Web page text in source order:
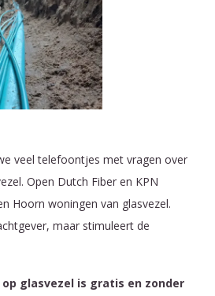
veel telefoontjes met vragen over
Open Dutch Fiber en KPN
Hoorn woningen van glasvezel.
maar stimuleert de
glasvezel is gratis en zonder